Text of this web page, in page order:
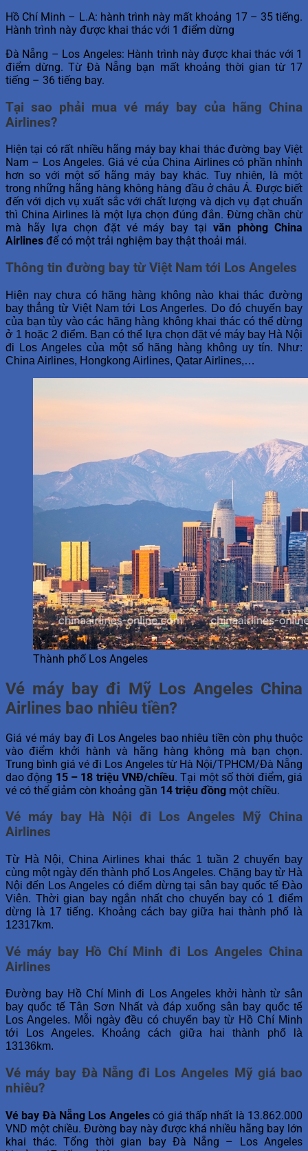
Hồ Chí Minh – L.A: hành trình này mất khoảng 17 – 35 tiếng.
Hành trình này được khai thác với 1 điểm dừng
Đà Nẵng – Los Angeles: Hành trình này được khai thác với 1
điểm dừng. Từ Đà Nẵng bạn mất khoảng thời gian từ 17
tiếng – 36 tiếng bay.
Tại sao phải mua vé máy bay của hãng China
Airlines?
Hiện tại có rất nhiều hãng máy bay khai thác đường bay Việt
Nam – Los Angeles. Giá vé của China Airlines có phần nhỉnh
hơn so với một số hãng máy bay khác. Tuy nhiên, là một
trong những hãng hàng không hàng đầu ở châu Á. Được biết
đến với dịch vụ xuất sắc với chất lượng và dịch vụ đạt chuẩn
thì China Airlines là một lựa chọn đúng đắn. Đừng chần chừ
mà hãy lựa chọn đặt vé máy bay tạivăn phòng China
Airlines để có một trải nghiệm bay thật thoải mái.
Thông tin đường bay từ Việt Nam tới Los Angeles
Hiện nay chưa có hãng hàng không nào khai thác đường
bay thẳng từ Việt Nam tới Los Angerles. Do đó chuyến bay
của bạn tùy vào các hãng hàng không khai thác có thể dừng
ở 1 hoặc 2 điểm. Bạn có thể lựa chọn đặt vé máy bay Hà Nội
đi Los Angeles của một số hãng hàng không uy tín. Như:
China Airlines, Hongkong Airlines, Qatar Airlines,…
Thành phố Los Angeles
Vé máy bay đi Mỹ Los Angeles China
Airlines bao nhiêu tiền?
Giá vé máy bay đi Los Angeles bao nhiêu tiền còn phụ thuộc
vào điểm khởi hành và hãng hàng không mà bạn chọn.
Trung bình giá vé đi Los Angeles từ Hà Nội/TPHCM/Đà Nẵng
dao động 15 – 18 triệu VNĐ/chiều. Tại một số thời điểm, giá
vé có thể giảm còn khoảng gần 14 triệu đồng một chiều.
Vé máy bay Hà Nội đi Los Angeles Mỹ China
Airlines
Từ Hà Nội, China Airlines khai thác 1 tuần 2 chuyến bay
cùng một ngày đến thành phố Los Angeles. Chặng bay từ Hà
Nội đến Los Angeles có điểm dừng tại sân bay quốc tế Đào
Viên. Thời gian bay ngắn nhất cho chuyến bay có 1 điểm
dừng là 17 tiếng. Khoảng cách bay giữa hai thành phố là
12317km.
Vé máy bay Hồ Chí Minh đi Los Angeles China
Airlines
Đường bay Hồ Chí Minh đi Los Angeles khởi hành từ sân
bay quốc tế Tân Sơn Nhất và đáp xuống sân bay quốc tế
Los Angeles. Mỗi ngày đều có chuyến bay từ Hồ Chí Minh
tới Los Angeles. Khoảng cách giữa hai thành phố là
13136km.
Vé máy bay Đà Nẵng đi Los Angeles Mỹ giá bao
nhiêu?
Vé bay Đà Nẵng Los Angelescó giá thấp nhất là 13.862.000
VND một chiều. Đường bay này được khá nhiều hãng bay lớn
khai thác. Tổng thời gian bay Đà Nẵng – Los Angeles